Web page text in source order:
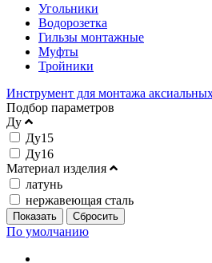
Угольники
Водорозетка
Гильзы монтажные
Муфты
Тройники
Инструмент для монтажа
Подбор параметров
Ду
Ду15
Ду16
Материал изделия
латунь
нержавеющая сталь
По умолчанию